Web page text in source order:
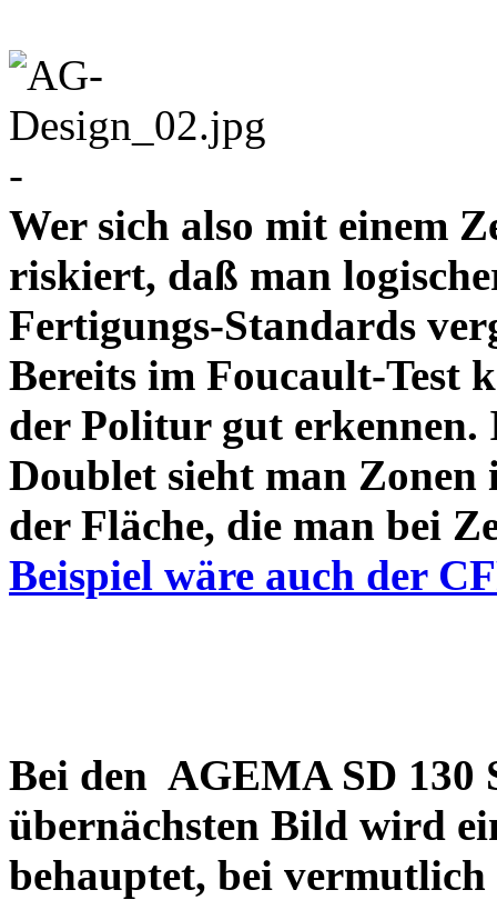
-
Wer sich also mit einem
riskiert, daß man
Fertigungs-Standards
Bereits im Foucault-Test
der Politur gut
Doublet sieht man Zonen
der Fläche, die man bei
Beispiel wäre auch der
Bei den AGEMA SD 130
übernächsten Bild wird
behauptet, bei vermutlich